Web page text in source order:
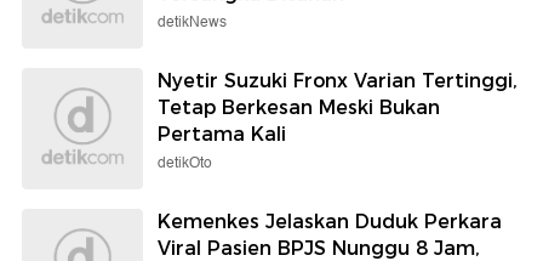
detikNews
Nyetir Suzuki Fronx Varian Tertinggi,
Tetap Berkesan Meski Bukan
Pertama Kali
detikOto
Kemenkes Jelaskan Duduk Perkara
Viral Pasien BPJS Nunggu 8 Jam,